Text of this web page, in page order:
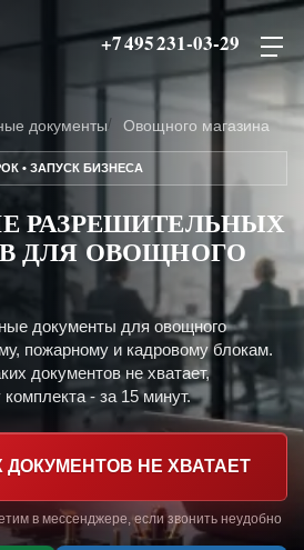
+7 495 231-03-29
документы Овощного магазина
• ЗАПУСК БИЗНЕСА
РАЗРЕШИТЕЛЬНЫХ
ДЛЯ ОВОЩНОГО
документы для овощного
пожарному и кадровому блокам.
документов не хватает,
- за 15 минут.
ДОКУМЕНТОВ НЕ ХВАТАЕТ
в мессенджере, если звонить неудобно